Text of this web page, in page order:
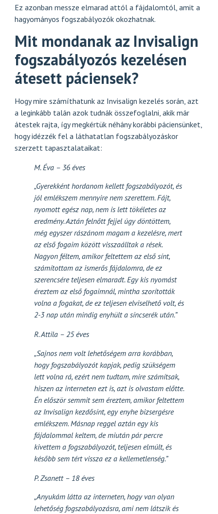
Ez azonban messze elmarad attól a fájdalomtól, amit a
hagyományos fogszabályozók okozhatnak.
Mit mondanak az Invisalign
fogszabályozós kezelésen
átesett páciensek?
Hogy mire számíthatunk az Invisalign kezelés során, azt
a leginkább talán azok tudnák összefoglalni, akik már
átestek rajta, így megkértük néhány korábbi páciensünket,
hogy idézzék fel a láthatatlan fogszabályozáskor
szerzett tapasztalataikat:
M. Éva – 36 éves
„Gyerekként hordanom kellett fogszabályozót, és
jól emlékszem mennyire nem szerettem. Fájt,
nyomott egész nap, nem is lett tökéletes az
eredmény. Aztán felnőtt fejjel úgy döntöttem,
még egyszer rászánom magam a kezelésre, mert
az első fogaim között visszaálltak a rések.
Nagyon féltem, amikor feltettem az első sínt,
számítottam az ismerős fájdalomra, de ez
szerencsére teljesen elmaradt. Egy kis nyomást
éreztem az első fogaimnál, mintha szorították
volna a fogakat, de ez teljesen elviselhető volt, és
2-3 nap után mindig enyhült a síncserék után.”
R. Attila – 25 éves
„Sajnos nem volt lehetőségem arra korábban,
hogy fogszabályozót kapjak, pedig szükségem
lett volna rá, ezért nem tudtam, mire számítsak,
hiszen az interneten ezt is, azt is olvastam előtte.
Én először semmit sem éreztem, amikor feltettem
az Invisalign kezdősínt, egy enyhe bizsergésre
emlékszem. Másnap reggel aztán egy kis
fájdalommal keltem, de miután pár percre
kivettem a fogszabályozót, teljesen elmúlt, és
később sem tért vissza ez a kellemetlenség.”
P. Zsanett – 18 éves
„Anyukám látta az interneten, hogy van olyan
lehetőség fogszabályozásra, ami nem látszik és